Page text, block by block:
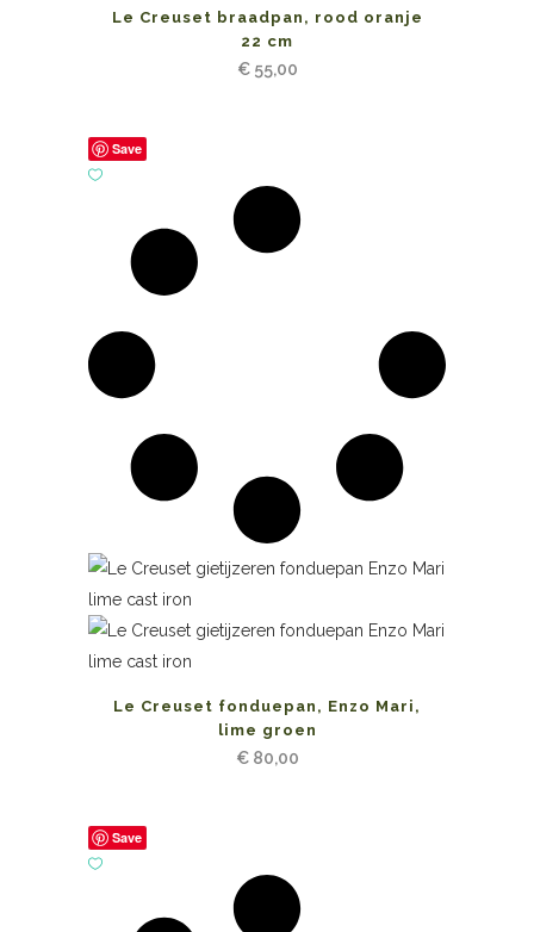
Le Creuset braadpan, rood oranje
22 cm
€55,00
Save
Le Creuset fonduepan, Enzo Mari,
lime groen
€80,00
Save